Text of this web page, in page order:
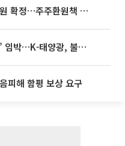
SK하이닉스, 분기배당 375원 확정…주주환원책 9월로 앞당겨 발표
美 ‘232조 하이브리드 제재’ 임박…K-태양광, 불확실성 털고 날개 다나
피해 함평 보상 요구